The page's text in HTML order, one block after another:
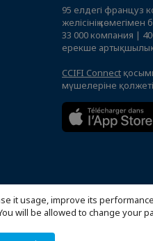
it usage, improve its
will be allowed to change your
95 елдегі француз
желісінің көмегімен
33 000 компания |
ерекше
CCIFI Connect
мүшелеріне